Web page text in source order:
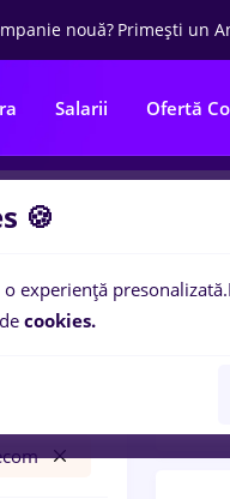
nouă? Primești un
Salarii Ofertă
0
🍪
experiență presonalizată.
cookies.